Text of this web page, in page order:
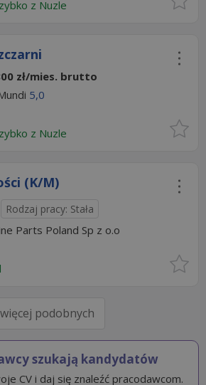
z Nuzle
zł/mies. brutto
5,0
z Nuzle
(K/M)
Rodzaj pracy: Stała
Parts Poland Sp z o.o
więcej podobnych
szukają kandydatów
CV i daj się znaleźć pracodawcom.